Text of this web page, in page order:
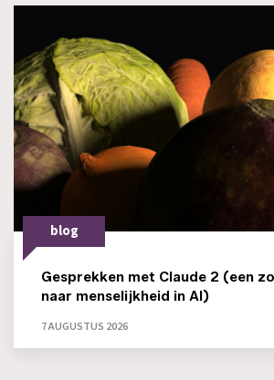
blog
Gesprekken met Claude 2 (een
naar menselijkheid in AI)
7 AUGUSTUS 2026